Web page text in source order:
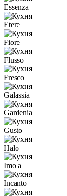
Essenza
Etere
Fiore
Flusso
Fresco
Galassia
Gardenia
Gusto
Halo
Imola
Incanto